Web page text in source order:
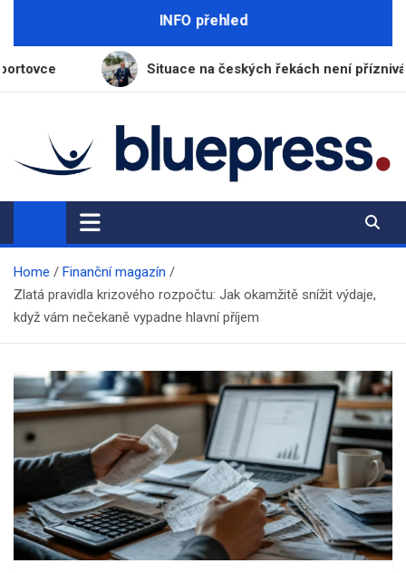
INFO přehled
Situace na českých řekách není příznivá, varuje ředitel
BluePress.cz
Seriózní průvodce moderním životem
Home
Finanční magazín
Zlatá pravidla krizového rozpočtu: Jak okamžitě snížit výdaje,
když vám nečekaně vypadne hlavní příjem